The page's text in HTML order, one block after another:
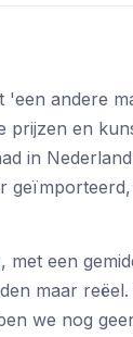
'een andere
prijzen en
in
met een
maar reëel.
we nog